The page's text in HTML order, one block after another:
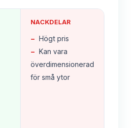
NACKDELAR
− Högt pris
− Kan vara
överdimensionerad
för små ytor